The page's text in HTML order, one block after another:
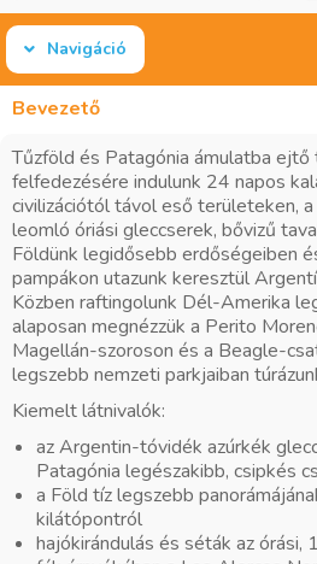
Navigáció
Bevezető
Tűzföld és Patagónia ámulatba
felfedezésére indulunk 24 napos
civilizációtól távol eső területeken,
leomló óriási gleccserek, bővizű
Földünk legidősebb erdőségeiben
pampákon utazunk keresztül
Közben raftingolunk Dél-Amerika
alaposan megnézzük a Perito
Magellán-szoroson és a Beagle-
legszebb nemzeti parkjaiban
Kiemelt látnivalók:
az Argentin-tóvidék azúrkék
Patagónia legészakibb, csipkés
a Föld tíz legszebb
kilátópontról
hajókirándulás és séták az